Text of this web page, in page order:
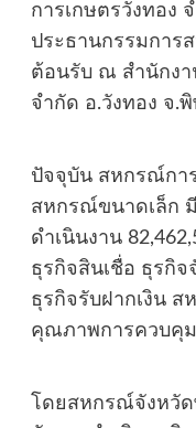
การเกษตรวังทอง
ประธานกรรมกา
ต้อนรับ ณ สำนักงา
จำกัด อ.วังทอง จ.
ปัจจุบัน สหกรณ์กา
สหกรณ์ขนาดเล็ก
ดำเนินงาน
ธุรกิจสินเชื่อ ธุรกิ
ธุรกิจรับฝากเงิน
คุณภาพการควบคุ
โดยสหกรณ์จังหวั